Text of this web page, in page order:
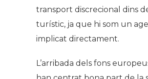
transport discrecional dins
turístic, ja que hi som un
implicat directament.
L’arribada dels fons